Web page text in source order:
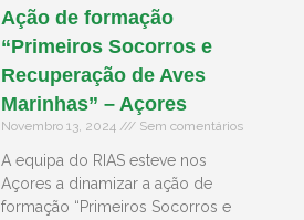
Ação de formação
“Primeiros Socorros e
Recuperação de Aves
Marinhas” – Açores
Novembro 13, 2024 Sem comentários
A equipa do RIAS esteve nos
Açores a dinamizar a ação de
formação “Primeiros Socorros e